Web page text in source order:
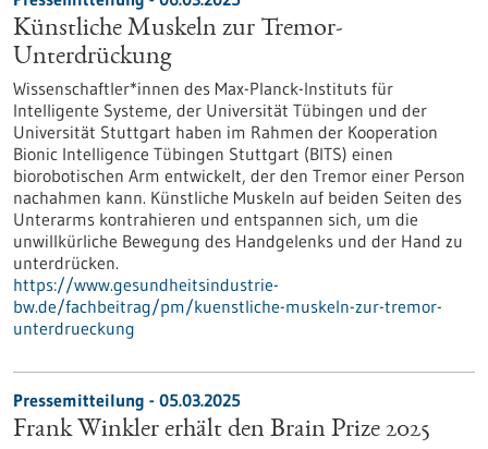
Künstliche Muskeln zur Tremor-
Unterdrückung
Wissenschaftler*innen des Max-Planck-Instituts für
Intelligente Systeme, der Universität Tübingen und der
Universität Stuttgart haben im Rahmen der Kooperation
Bionic Intelligence Tübingen Stuttgart (BITS) einen
biorobotischen Arm entwickelt, der den Tremor einer Person
nachahmen kann. Künstliche Muskeln auf beiden Seiten des
Unterarms kontrahieren und entspannen sich, um die
unwillkürliche Bewegung des Handgelenks und der Hand zu
unterdrücken.
https://www.gesundheitsindustrie-
bw.de/fachbeitrag/pm/kuenstliche-muskeln-zur-tremor-
unterdrueckung
Pressemitteilung - 05.03.2025
Frank Winkler erhält den Brain Prize 2025